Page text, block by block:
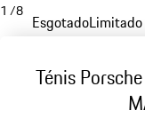
1 /8
EsgotadoLimitado
Ténis